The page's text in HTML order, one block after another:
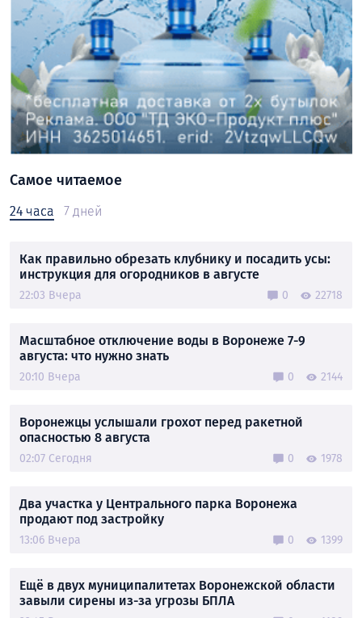
Самое читаемое
24 часа 7 дней
Как правильно обрезать клубнику и посадить усы:
инструкция для огородников в августе
22:03 Вчера 0 22718
Масштабное отключение воды в Воронеже 7-9
августа: что нужно знать
20:10 Вчера 0 2144
Воронежцы услышали грохот перед ракетной
опасностью 8 августа
02:07 Сегодня 0 1978
Два участка у Центрального парка Воронежа
продают под застройку
13:06 Вчера 0 1399
Ещё в двух муниципалитетах Воронежской области
завыли сирены из-за угрозы БПЛА